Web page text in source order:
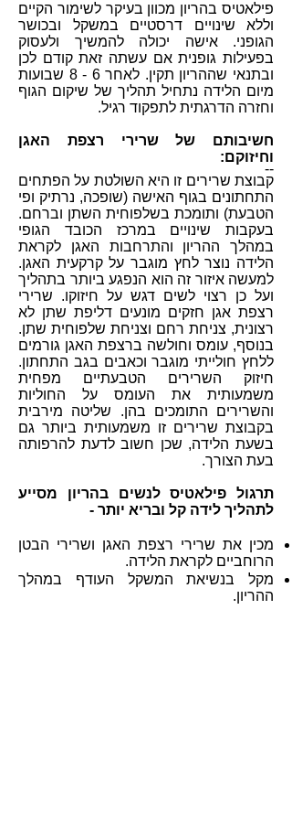
פילאטיס בהריון מכוון בעיקר לשימור הקיים
וללא שינויים דרסטיים במשקל ובכושר
הגופני. אישה יכולה להמשיך ולעסוק
בפעילות גופנית אם עשתה זאת קודם לכן
ובתנאי שההריון תקין. לאחר 6 - 8 שבועות
מיום הלידה נתחיל תהליך של שיקום הגוף
וחזרה הדרגתית לתפקוד רגיל.
חשיבותם של שרירי רצפת האגן
וחיזוקם:
--
קבוצת שרירים זו היא השולטת על הפתחים
התחתונים בגוף האישה (שופכה, נרתיק ופי
הטבעת) ותומכת בשלפוחית השתן וברחם.
בעקבות שינויים במרכז הכובד הגופי
במהלך ההריון והתרחבות האגן לקראת
הלידה נוצר לחץ מוגבר על קרקעית האגן.
למעשה איזור זה הוא הנפגע ביותר בתהליך
ועל כן רצוי לשים דגש על חיזוקו. שרירי
רצפת אגן חזקים מונעים דליפת שתן לא
רצונית, צניחת רחם וצניחת שלפוחית שתן.
בנוסף, עומס וחולשה ברצפת האגן גורמים
ללחץ חולייתי מוגבר וכאבים בגב התחתון.
חיזוק השרירים הטבעתיים מפחית
משמעותית את העומס על החוליות
והשרירים התומכים בהן. שליטה מירבית
בקבוצת שרירים זו משמעותית ביותר גם
בשעת הלידה, שכן חשוב לדעת להרפותה
בעת הצורך.
תרגול פילאטיס לנשים בהריון מסייע
לתהליך לידה קל ובריא יותר -
מכין את שרירי רצפת האגן ושרירי הבטן
הרוחביים לקראת הלידה.
מקל בנשיאת המשקל העודף במהלך
ההריון.